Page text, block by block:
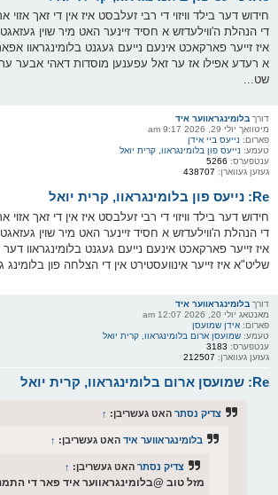
חידוש דער בילד וויזוי די רבי זעלבסט איז אין די זאך אזוי
איז זייער פארקאכט אינעם נייעם געגנט בלומינגראוו אפאר
א רעדע אפילו אז ער זאל עפענען מוסדות דאהי אבער
שט...
דורך בלומינגראווער איד
מיטוואך יולי 29, 2026 9:17 am
פארום: נייעס ביי אידן
טעמע: נייעס פון בלומינגראוו, קרית יואל
ענטפערס: 5266
געזען געווארן: 438707
Re: נייעס פון בלומינגראוו, קרית יואל
חידוש דער בילד וויזוי די רבי זעלבסט איז אין די זאך אזוי
איז זייער פארקאכט אינעם נייעם געגנט בלומינגראוו
שליט"א איז זייער אינוועסטירט אין די הצלחה פון בלומינג
דורך בלומינגראווער איד
מאנטאג יולי 20, 2026 12:07 am
פארום: אידן שמועסן
טעמע: שמועסן ארום בלומינגראוו, קרית יואל
ענטפערס: 3183
געזען געווארן: 212507
Re: שמועסן ארום בלומינגראוו, קרית יואל
צדיק נסתר האט געשריבן: ↑
בלומינגראווער איד האט געשריבן: ↑
צדיק נסתר האט געשריבן: ↑
מזל טוב @בלומינגראווער איד פאר די